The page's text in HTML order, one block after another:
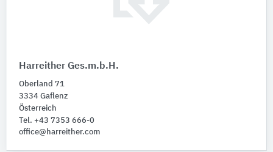
Harreither Ges.m.b.H.
Oberland 71
3334 Gaflenz
Österreich
Tel. +43 7353 666-0
office@harreither.com